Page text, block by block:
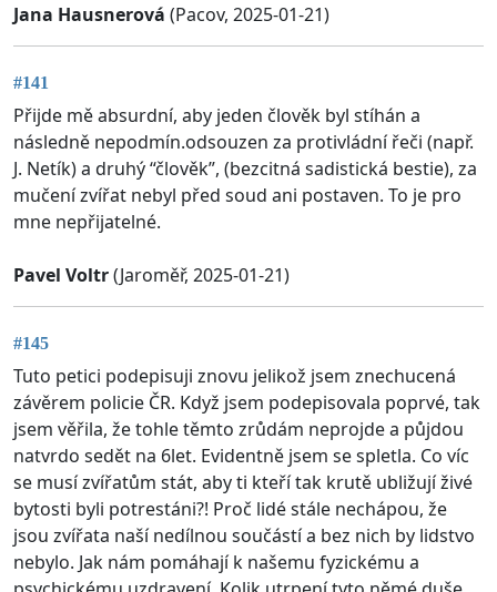
Jana Hausnerová (Pacov, 2025-01-21)
#141
Přijde mě absurdní, aby jeden člověk byl stíhán a
následně nepodmín.odsouzen za protivládní řeči (např.
J. Netík) a druhý “člověk”, (bezcitná sadistická bestie), za
mučení zvířat nebyl před soud ani postaven. To je pro
mne nepřijatelné.
Pavel Voltr(Jaroměř, 2025-01-21)
#145
Tuto petici podepisuji znovu jelikož jsem znechucená
závěrem policie ČR. Když jsem podepisovala poprvé, tak
jsem věřila, že tohle těmto zrůdám neprojde a půjdou
natvrdo sedět na 6let. Evidentně jsem se spletla. Co víc
se musí zvířatům stát, aby ti kteří tak krutě ubližují živé
bytosti byli potrestáni?! Proč lidé stále nechápou, že
jsou zvířata naší nedílnou součástí a bez nich by lidstvo
nebylo. Jak nám pomáhají k našemu fyzickému a